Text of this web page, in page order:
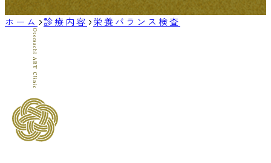
ホーム 診療内容 栄養バランス検査